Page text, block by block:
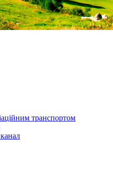
транспортом